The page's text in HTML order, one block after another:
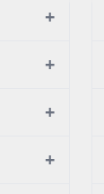
+
+
+
+